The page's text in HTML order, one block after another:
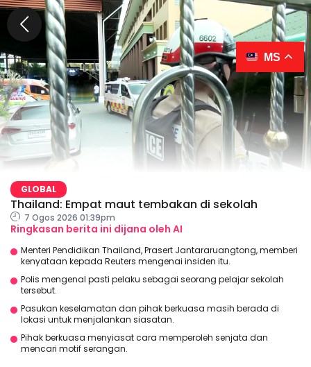
GLOBAL
Thailand: Empat maut tembakan di sekolah
7 Ogos 2026 01:39pm
Ringkasan berita ini dijana oleh AI
Menteri Pendidikan Thailand, Prasert Jantararuangtong, memberi
kenyataan kepada Reuters mengenai insiden itu.
Polis mengenal pasti pelaku sebagai seorang pelajar sekolah
tersebut.
Pasukan keselamatan dan pihak berkuasa masih berada di
lokasi untuk menjalankan siasatan.
Pihak berkuasa menyiasat cara memperoleh senjata dan
mencari motif serangan.
MS